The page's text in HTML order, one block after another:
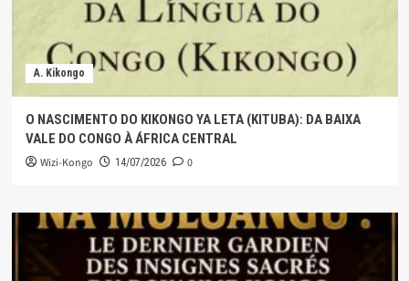
A. Kikongo
O NASCIMENTO DO KIKONGO YA LETA (KITUBA): DA BAIXA
VALE DO CONGO À ÁFRICA CENTRAL
Wizi-Kongo 14/07/2026 0